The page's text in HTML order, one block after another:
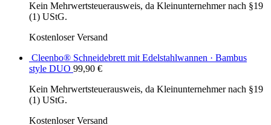
Kein Mehrwertsteuerausweis, da Kleinunternehmer nach §19
(1) UStG.
Kostenloser Versand
Cleenbo® Schneidebrett mit Edelstahlwannen · Bambus
style DUO 99,90 €
Kein Mehrwertsteuerausweis, da Kleinunternehmer nach §19
(1) UStG.
Kostenloser Versand